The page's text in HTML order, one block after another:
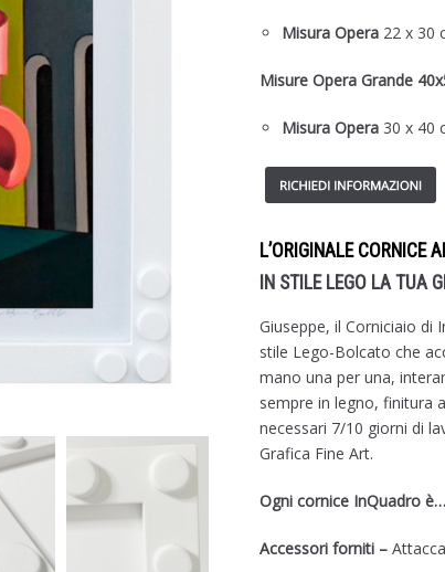
Misura Opera22 x 30
Misure Opera Grande
Misura Opera30 x 40
L’ORIGINALE CORNICE
IN STILE LEGO LA TUA
Giuseppe, il Corniciaio di
stile Lego-Bolcato che
mano una per una,
sempre in legno, finitura
necessari 7/10 giorni di
Grafica Fine Art.
Ogni cornice InQuadro
Accessori forniti –